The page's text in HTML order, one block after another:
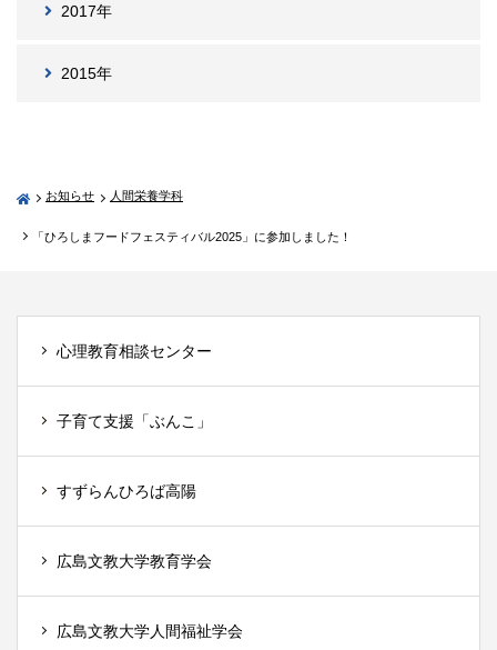
2017年
2015年
お知らせ 人間栄養学科
「ひろしまフードフェスティバル2025」に参加しました！
心理教育相談センター
子育て支援「ぶんこ」
すずらんひろば高陽
広島文教大学教育学会
広島文教大学人間福祉学会